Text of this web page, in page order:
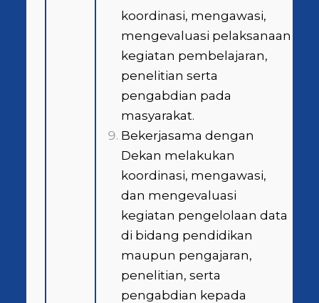
koordinasi, mengawasi,
mengevaluasi pelaksanaan
kegiatan pembelajaran,
penelitian serta
pengabdian pada
masyarakat.
Bekerjasama dengan
Dekan melakukan
koordinasi, mengawasi,
dan mengevaluasi
kegiatan pengelolaan data
di bidang pendidikan
maupun pengajaran,
penelitian, serta
pengabdian kepada